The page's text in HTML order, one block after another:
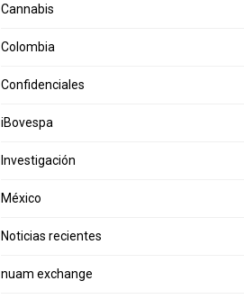
Cannabis
Colombia
Confidenciales
iBovespa
Investigación
México
Noticias recientes
nuam exchange